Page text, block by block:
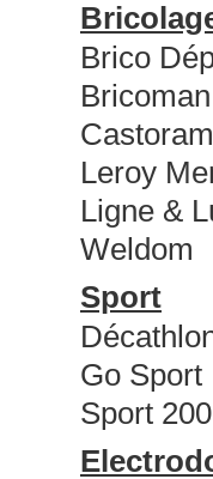
Brico
Bricoman
Leroy
Ligne &
Weldom
Sport
Go Sport
Sport